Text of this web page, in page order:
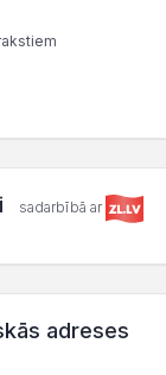
sadarbībā ar
adreses